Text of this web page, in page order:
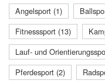
Angelsport (1)
Fitnesssport (13)
Lauf- und
Pferdesport (2)